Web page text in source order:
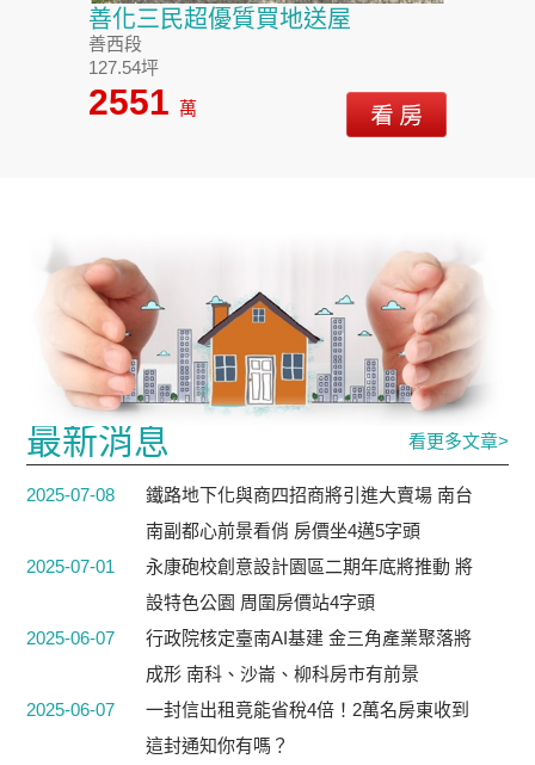
善化三民超優質買地送屋
善西段
127.54坪
2551 萬
最新消息 看更多文章>
2025-07-08
鐵路地下化與商四招商將引進大賣場 南台
南副都心前景看俏 房價坐4邁5字頭
2025-07-01
永康砲校創意設計園區二期年底將推動 將
設特色公園 周圍房價站4字頭
2025-06-07
行政院核定臺南AI基建 金三角產業聚落將
成形 南科、沙崙、柳科房市有前景
2025-06-07
一封信出租竟能省稅4倍！2萬名房東收到
這封通知你有嗎？